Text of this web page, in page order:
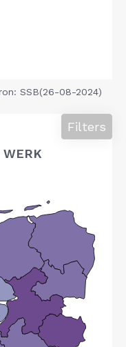
SSB(26-08-2024)
WERK
Filters